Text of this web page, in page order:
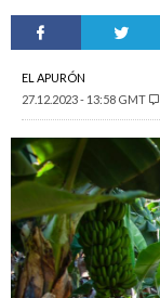
EL APURÓN
27.12.2023 - 13:58 GMT